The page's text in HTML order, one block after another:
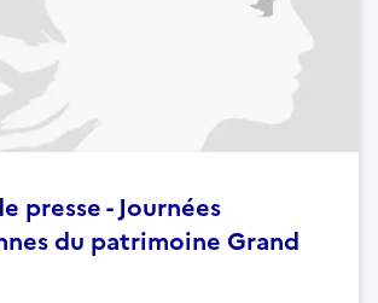
presse - Journées
du patrimoine Grand